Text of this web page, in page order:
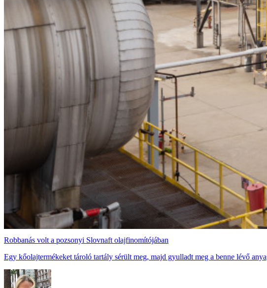
Robbanás volt a pozsonyi Slovnaft olajfinomítójában
Egy kőolajtermékeket tároló tartály sérült meg, majd gyulladt meg a benne lévő